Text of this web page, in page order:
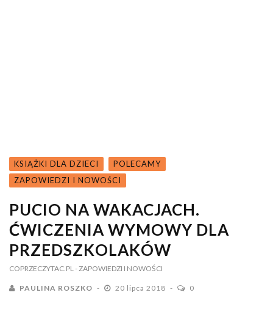
KSIĄŻKI DLA DZIECI
POLECAMY
ZAPOWIEDZI I NOWOŚCI
PUCIO NA WAKACJACH.
ĆWICZENIA WYMOWY DLA
PRZEDSZKOLAKÓW
COPRZECZYTAC.PL - ZAPOWIEDZI I NOWOŚCI
PAULINA ROSZKO 20 lipca 2018 0